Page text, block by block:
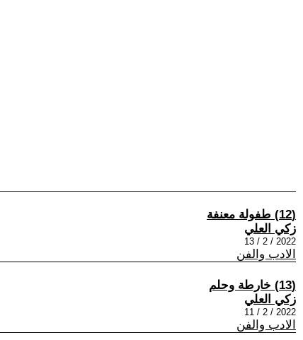
(12) طفولة معنفة
زكي العلي
2022 / 2 / 13
الادب والفن
(13) خارطة وحلم
زكي العلي
2022 / 2 / 11
الادب والفن